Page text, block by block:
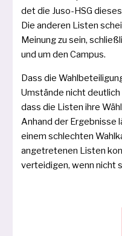
det die Juso-HSG
Die ande­ren Listen
Meinung zu sein,
und um den Campus.
Dass die
Umstände nicht
dass die Listen ihre
Anhand der Ergebnisse
einem schlech­ten
an­getretenen Listen
ver­tei­di­gen, wenn nicht